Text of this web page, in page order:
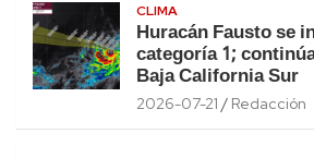
CLIMA
Huracán Fausto se
categoría 1;
Baja California Sur
2026-07-21 Redacción